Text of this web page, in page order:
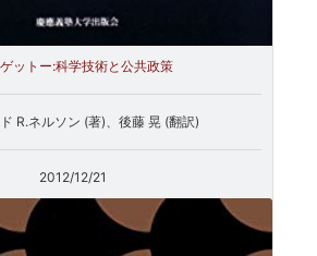
ットー:科学技術と公共政策
R.ネルソン (著)、後藤 晃 (翻訳)
2012/12/21